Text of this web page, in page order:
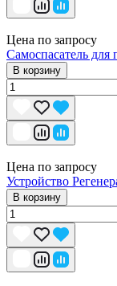
Цена по запросу
Самоспасатель
В корзину
Цена по запросу
Устройство
В корзину